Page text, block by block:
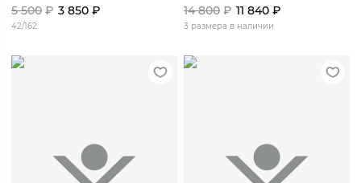
5 500 ₽ 3 850 ₽
42/162
14 800 ₽ 11 840 ₽
3 размера в наличии